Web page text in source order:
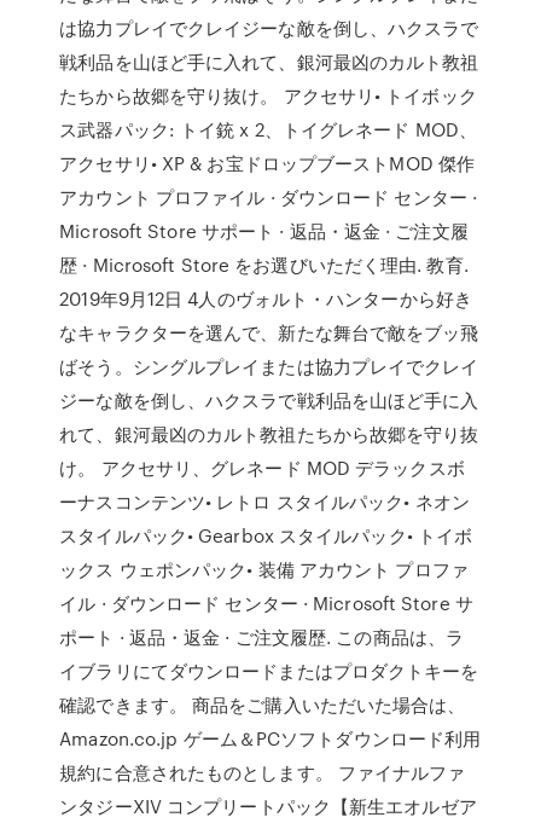
は協力プレイでクレイジーな敵を倒し、ハクスラで
戦利品を山ほど手に入れて、銀河最凶のカルト教祖
たちから故郷を守り抜け。 アクセサリ• トイボック
ス武器パック: トイ銃 x 2、トイグレネード MOD、
アクセサリ• XP & お宝ドロップブーストMOD 傑作
アカウント プロファイル · ダウンロード センター ·
Microsoft Store サポート · 返品・返金 · ご注文履
歴 · Microsoft Store をお選びいただく理由. 教育.
2019年9月12日 4人のヴォルト・ハンターから好き
なキャラクターを選んで、新たな舞台で敵をブッ飛
ばそう。シングルプレイまたは協力プレイでクレイ
ジーな敵を倒し、ハクスラで戦利品を山ほど手に入
れて、銀河最凶のカルト教祖たちから故郷を守り抜
け。 アクセサリ、グレネード MOD デラックスボ
ーナスコンテンツ• レトロ スタイルパック• ネオン
スタイルパック• Gearbox スタイルパック• トイボ
ックス ウェポンパック• 装備 アカウント プロファ
イル · ダウンロード センター · Microsoft Store サ
ポート · 返品・返金 · ご注文履歴. この商品は、ラ
イブラリにてダウンロードまたはプロダクトキーを
確認できます。 商品をご購入いただいた場合は、
Amazon.co.jp ゲーム＆PCソフトダウンロード利用
規約に合意されたものとします。 ファイナルファ
ンタジーXIV コンプリートパック【新生エオルゼア